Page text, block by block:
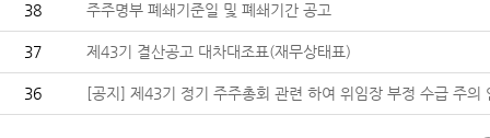
38 주주명부 폐쇄기준일 및 폐쇄기간 공고
37 제43기 결산공고 대차대조표(재무상태표)
36 [공지] 제43기 정기 주주총회 관련 하여 위임장 부정 수급 주의